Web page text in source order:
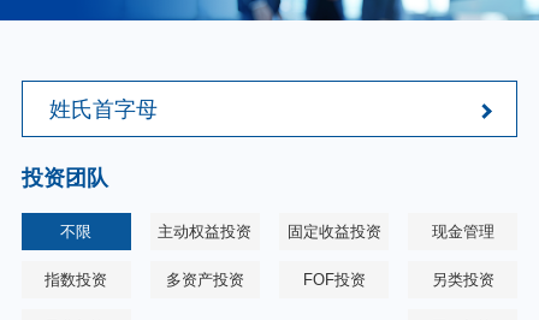
指数专区
FOF
个人养老金
姓氏首字母
投资团队
不限 主动权益投资 固定收益投资 现金管理
指数投资 多资产投资 FOF投资 另类投资